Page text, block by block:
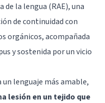
de la lengua (RAE), una
de continuidad con
orgánicos, acompañada
y sostenida por un vicio
lenguaje más amable,
lesión en un tejido que